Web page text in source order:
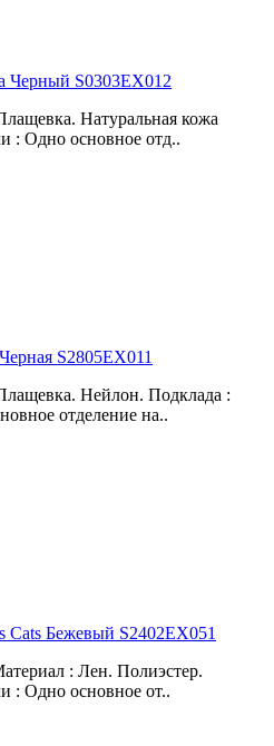
Черный S0303EX012
Натуральная кожа
: Одно основное отд..
S2805EX011
Нейлон. Подклада :
отделение на..
Cats Бежевый S2402EX051
: Лен. Полиэстер.
: Одно основное от..